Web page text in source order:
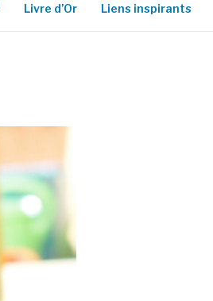
Livre d’Or Liens inspirants